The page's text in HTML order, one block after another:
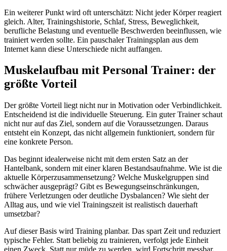
Ein weiterer Punkt wird oft unterschätzt: Nicht jeder Körper reagiert
gleich. Alter, Trainingshistorie, Schlaf, Stress, Beweglichkeit,
berufliche Belastung und eventuelle Beschwerden beeinflussen, wie
trainiert werden sollte. Ein pauschaler Trainingsplan aus dem
Internet kann diese Unterschiede nicht auffangen.
Muskelaufbau mit Personal Trainer: der
größte Vorteil
Der größte Vorteil liegt nicht nur in Motivation oder Verbindlichkeit.
Entscheidend ist die individuelle Steuerung. Ein guter Trainer schaut
nicht nur auf das Ziel, sondern auf die Voraussetzungen. Daraus
entsteht ein Konzept, das nicht allgemein funktioniert, sondern für
eine konkrete Person.
Das beginnt idealerweise nicht mit dem ersten Satz an der
Hantelbank, sondern mit einer klaren Bestandsaufnahme. Wie ist die
aktuelle Körperzusammensetzung? Welche Muskelgruppen sind
schwächer ausgeprägt? Gibt es Bewegungseinschränkungen,
frühere Verletzungen oder deutliche Dysbalancen? Wie sieht der
Alltag aus, und wie viel Trainingszeit ist realistisch dauerhaft
umsetzbar?
Auf dieser Basis wird Training planbar. Das spart Zeit und reduziert
typische Fehler. Statt beliebig zu trainieren, verfolgt jede Einheit